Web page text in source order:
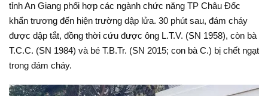
tỉnh An Giang phối hợp các ngành chức năng TP Châu Đốc
khẩn trương đến hiện trường dập lửa. 30 phút sau, đám cháy
được dập tắt, đồng thời cứu được ông L.T.V. (SN 1958), còn bà
T.C.C. (SN 1984) và bé T.B.Tr. (SN 2015; con bà C.) bị chết ngạt
trong đám cháy.